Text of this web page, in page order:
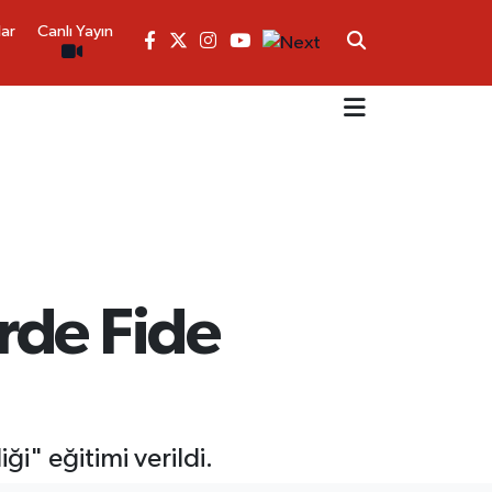
Canlı Yayın
Fide
eğitimi verildi.